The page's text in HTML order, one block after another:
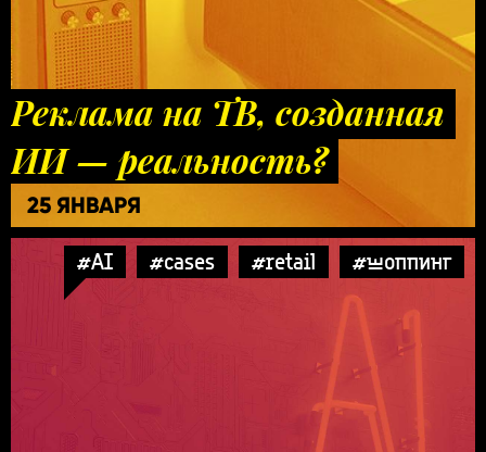
Реклама на ТВ, созданная
ИИ — реальность?
25 ЯНВАРЯ
#AI #cases #retail #шоппинг